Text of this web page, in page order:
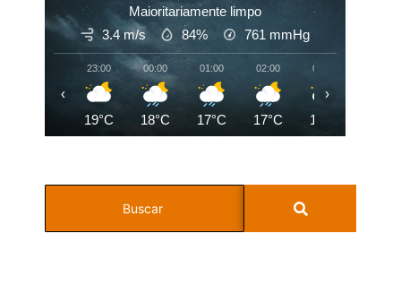
Maioritariamente limpo
3.4 m/s
84% 761 mmHg
23:00
19°C
00:00
18°C
01:00
17°C
02:00
17°C
03:00
17°C
‹ ›